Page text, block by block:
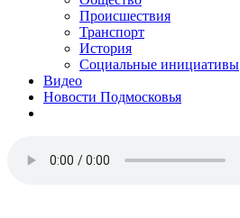
Происшествия
Транспорт
История
Социальные инициативы
Видео
Новости Подмосковья